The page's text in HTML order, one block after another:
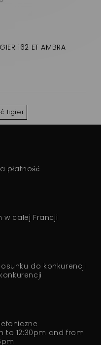
162 ET AMBRA
ligier
płatność
całej Francji
do konkurencji
to 12:30pm and from